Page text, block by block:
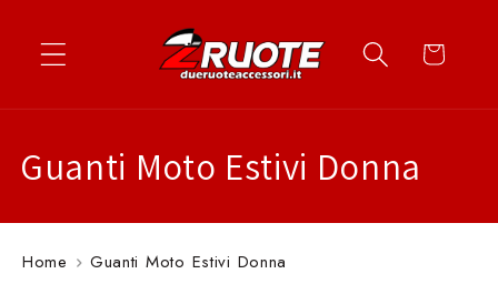
Vai al piè di página
Apri widget di accessibilità
ai contenuti
Carrello
C
o
l
Guanti Moto Estivi Donna
Home Guanti Moto Estivi Donna